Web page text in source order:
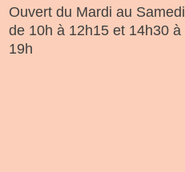
Ouvert du Mardi au Samedi
de 10h à 12h15 et 14h30 à
19h